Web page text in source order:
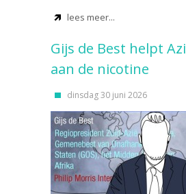
lees meer...
Gijs de Best helpt
aan de nicotine
dinsdag 30 juni 2026